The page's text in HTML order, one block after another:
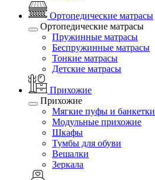
Ортопедические матрасы
Ортопедические матрасы
Пружинные матрасы
Беспружинные матрасы
Тонкие матрасы
Детские матрасы
Прихожие
Прихожие
Мягкие пуфы и банкетки
Модульные прихожие
Шкафы
Тумбы для обуви
Вешалки
Зеркала